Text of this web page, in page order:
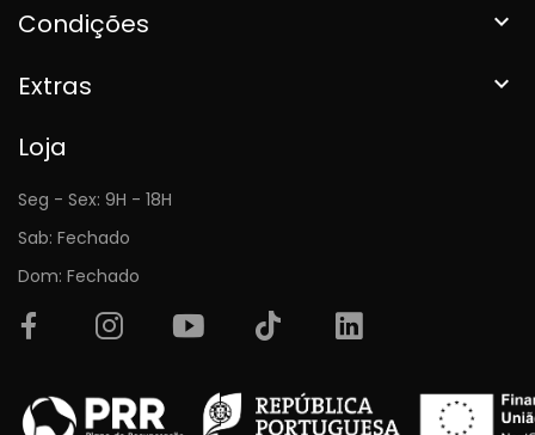
Condições 
Extras 
Loja
Seg - Sex: 9H - 18H
Sab: Fechado
Dom: Fechado